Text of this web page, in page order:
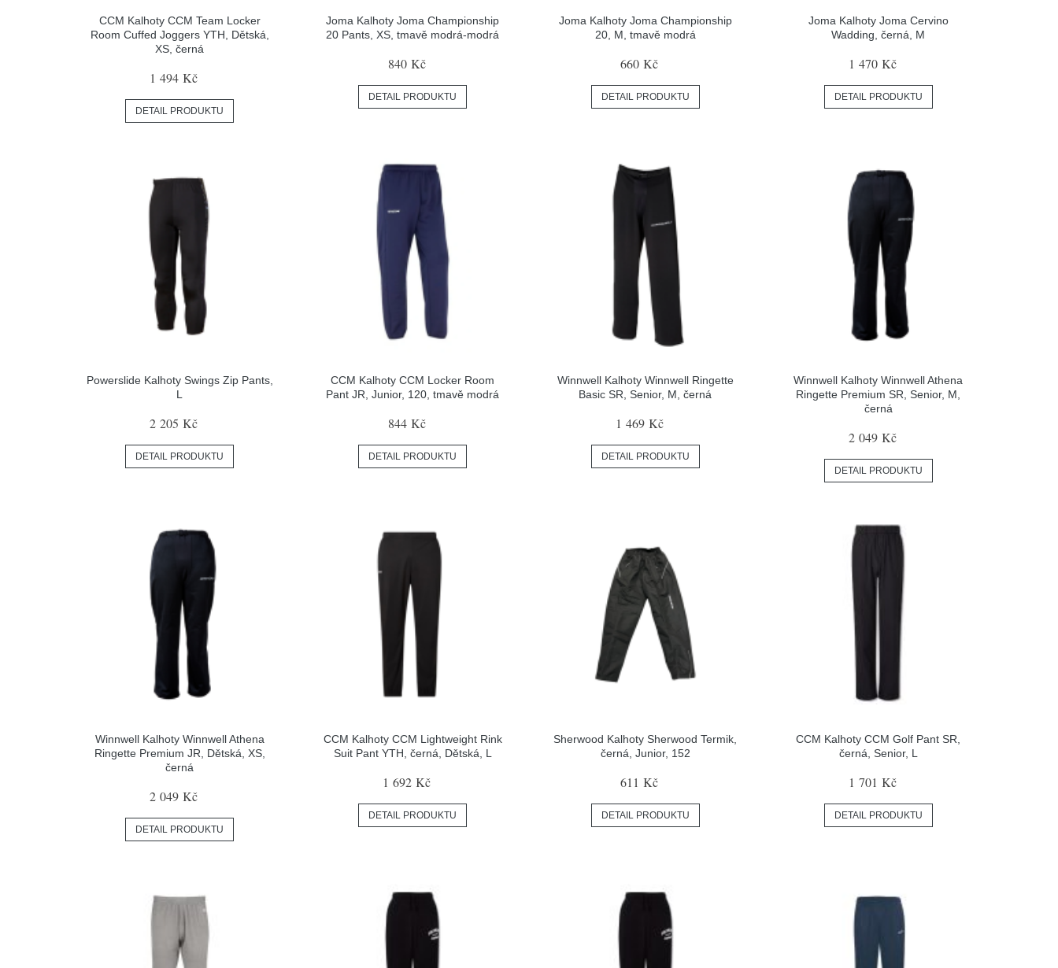
CCM Kalhoty CCM Team Locker
Room Cuffed Joggers YTH, Dětská,
XS, černá
1 494 Kč
DETAIL PRODUKTU
Joma Kalhoty Joma Championship
20 Pants, XS, tmavě modrá-modrá
840 Kč
DETAIL PRODUKTU
Joma Kalhoty Joma Championship
20, M, tmavě modrá
660 Kč
DETAIL PRODUKTU
Joma Kalhoty Joma Cervino
Wadding, černá, M
1 470 Kč
DETAIL PRODUKTU
Powerslide Kalhoty Swings Zip Pants,
L
2 205 Kč
DETAIL PRODUKTU
CCM Kalhoty CCM Locker Room
Pant JR, Junior, 120, tmavě modrá
844 Kč
DETAIL PRODUKTU
Winnwell Kalhoty Winnwell Ringette
Basic SR, Senior, M, černá
1 469 Kč
DETAIL PRODUKTU
Winnwell Kalhoty Winnwell Athena
Ringette Premium SR, Senior, M,
černá
2 049 Kč
DETAIL PRODUKTU
Winnwell Kalhoty Winnwell Athena
Ringette Premium JR, Dětská, XS,
černá
2 049 Kč
DETAIL PRODUKTU
CCM Kalhoty CCM Lightweight Rink
Suit Pant YTH, černá, Dětská, L
1 692 Kč
DETAIL PRODUKTU
Sherwood Kalhoty Sherwood Termik,
černá, Junior, 152
611 Kč
DETAIL PRODUKTU
CCM Kalhoty CCM Golf Pant SR,
černá, Senior, L
1 701 Kč
DETAIL PRODUKTU